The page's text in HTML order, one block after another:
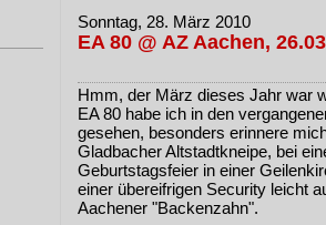
Sonntag, 28. März 2010
EA 80 @ AZ Aachen,
Hmm, der März dieses Jahr war
EA 80 habe ich in den
gesehen, besonders erinnere
Gladbacher Altstadtkneipe, bei
Geburtstagsfeier in einer
einer übereifrigen Security leicht
Aachener "Backenzahn".